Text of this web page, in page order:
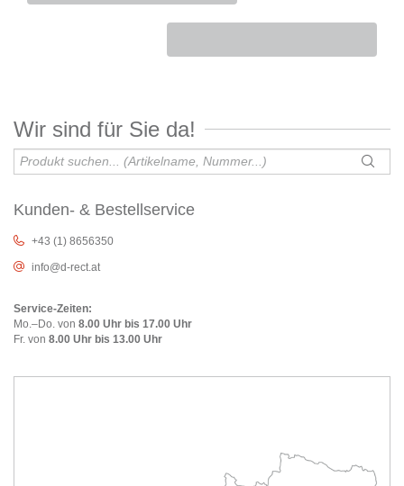
Wir sind für Sie da!
Kunden- & Bestellservice
+43 (1) 8656350
info@d-rect.at
Service-Zeiten:
Mo.–Do. von 8.00 Uhr bis 17.00 Uhr
Fr. von 8.00 Uhr bis 13.00 Uhr